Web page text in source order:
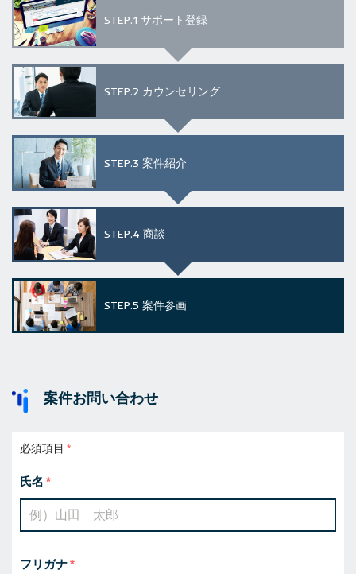
STEP.1 サポート登録
STEP.2 カウンセリング
STEP.3 案件紹介
STEP.4 商談
STEP.5 案件参画
案件お問い合わせ
必須項目
氏名
フリガナ